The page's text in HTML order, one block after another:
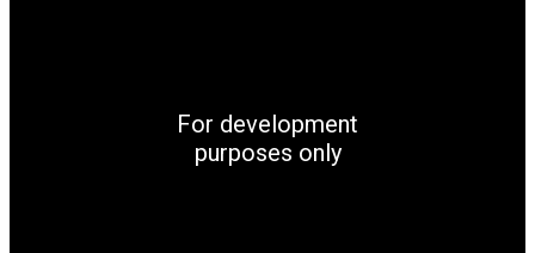
For development
purposes only